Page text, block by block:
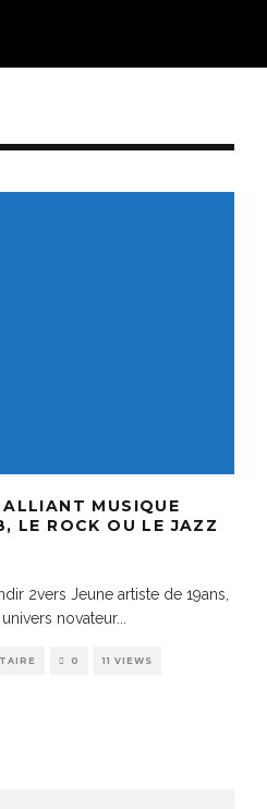
ALLIANT MUSIQUE
LE ROCK OU LE JAZZ
2vers Jeune artiste de 19ans,
novateur...
0 11 VIEWS